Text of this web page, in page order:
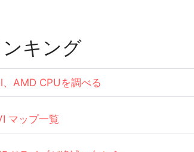
キング
AMD CPUを調べる
マップ一覧